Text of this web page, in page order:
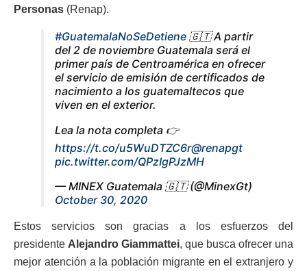
Personas (Renap).
#GuatemalaNoSeDetiene 🇬🇹 A partir
del 2 de noviembre Guatemala será el
primer país de Centroamérica en ofrecer
el servicio de emisión de certificados de
nacimiento a los guatemaltecos que
viven en el exterior.
Lea la nota completa 👉
https://t.co/u5WuDTZC6r@renapgt
pic.twitter.com/QPzIgPJzMH
— MINEX Guatemala 🇬🇹 (@MinexGt)
October 30, 2020
Estos servicios son gracias a los esfuerzos del
presidente Alejandro Giammattei, que busca ofrecer una
mejor atención a la población migrante en el extranjero y